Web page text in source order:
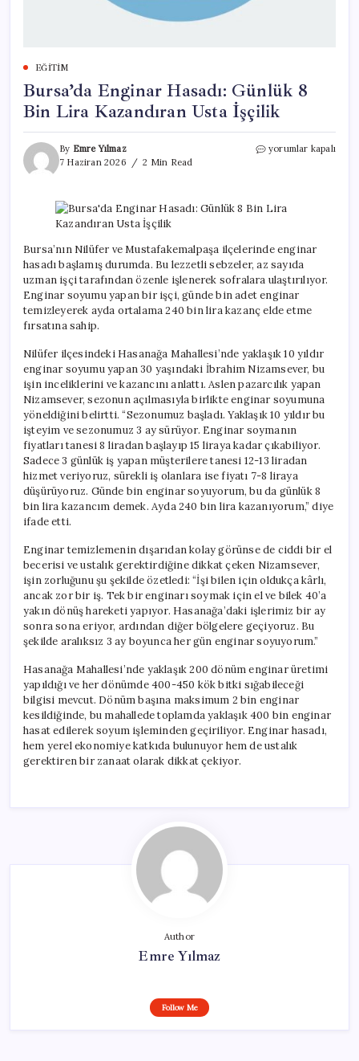
EĞITIM
Bursa’da Enginar Hasadı: Günlük 8
Bin Lira Kazandıran Usta İşçilik
By Emre Yılmaz
7 Haziran 2026
2 Min Read
Bursa’da
8
Bin
Kazandıran
Usta
İşçilik
için
yorumlar kapalı
Bursa’nın Nilüfer ve Mustafakemalpaşa ilçelerinde enginar
hasadı başlamış durumda. Bu lezzetli sebzeler, az sayıda
uzman işçi tarafından özenle işlenerek sofralara ulaştırılıyor.
Enginar soyumu yapan bir işçi, günde bin adet enginar
temizleyerek ayda ortalama 240 bin lira kazanç elde etme
fırsatına sahip.
Nilüfer ilçesindeki Hasanağa Mahallesi’nde yaklaşık 10 yıldır
enginar soyumu yapan 30 yaşındaki İbrahim Nizamsever, bu
işin inceliklerini ve kazancını anlattı. Aslen pazarcılık yapan
Nizamsever, sezonun açılmasıyla birlikte enginar soyumuna
yöneldiğini belirtti. “Sezonumuz başladı. Yaklaşık 10 yıldır bu
işteyim ve sezonumuz 3 ay sürüyor. Enginar soymanın
fiyatları tanesi 8 liradan başlayıp 15 liraya kadar çıkabiliyor.
Sadece 3 günlük iş yapan müşterilere tanesi 12-13 liradan
hizmet veriyoruz, sürekli iş olanlara ise fiyatı 7-8 liraya
düşürüyoruz. Günde bin enginar soyuyorum, bu da günlük 8
bin lira kazancım demek. Ayda 240 bin lira kazanıyorum,” diye
ifade etti.
Enginar temizlemenin dışarıdan kolay görünse de ciddi bir el
becerisi ve ustalık gerektirdiğine dikkat çeken Nizamsever,
işin zorluğunu şu şekilde özetledi: “İşi bilen için oldukça kârlı,
ancak zor bir iş. Tek bir enginarı soymak için el ve bilek 40’a
yakın dönüş hareketi yapıyor. Hasanağa’daki işlerimiz bir ay
sonra sona eriyor, ardından diğer bölgelere geçiyoruz. Bu
şekilde aralıksız 3 ay boyunca her gün enginar soyuyorum.”
Hasanağa Mahallesi’nde yaklaşık 200 dönüm enginar üretimi
yapıldığı ve her dönümde 400-450 kök bitki sığabileceği
bilgisi mevcut. Dönüm başına maksimum 2 bin enginar
kesildiğinde, bu mahallede toplamda yaklaşık 400 bin enginar
hasat edilerek soyum işleminden geçiriliyor. Enginar hasadı,
hem yerel ekonomiye katkıda bulunuyor hem de ustalık
gerektiren bir zanaat olarak dikkat çekiyor.
Author
Emre Yılmaz
Follow Me